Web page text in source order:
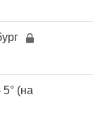
5° (на